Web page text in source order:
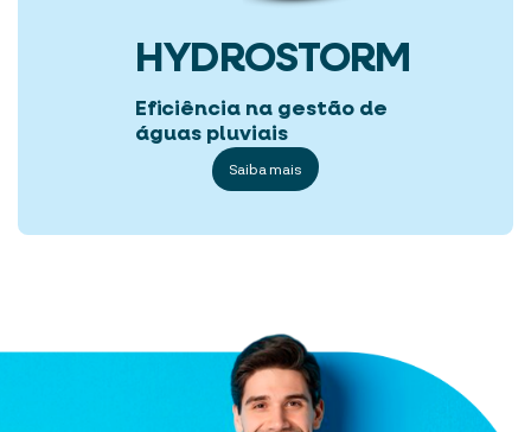
HYDROSTORM
Eficiência na gestão de
águas pluviais
Saiba mais